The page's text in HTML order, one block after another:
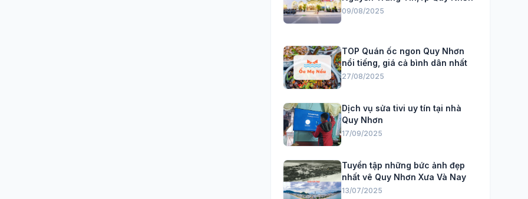
09/08/2025
TOP Quán ốc ngon Quy Nhơn
nổi tiếng, giá cả bình dân nhất
27/08/2025
Dịch vụ sửa tivi uy tín tại nhà
Quy Nhơn
17/09/2025
Tuyển tập những bức ảnh đẹp
nhất vê Quy Nhơn Xưa Và Nay
13/07/2025